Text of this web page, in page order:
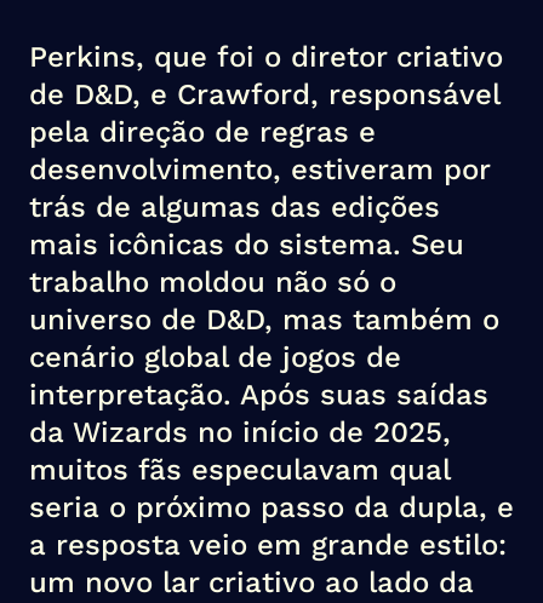
Perkins, que foi o diretor criativo
de D&D, e Crawford, responsável
pela direção de regras e
desenvolvimento, estiveram por
trás de algumas das edições
mais icônicas do sistema. Seu
trabalho moldou não só o
universo de D&D, mas também o
cenário global de jogos de
interpretação. Após suas saídas
da Wizards no início de 2025,
muitos fãs especulavam qual
seria o próximo passo da dupla, e
a resposta veio em grande estilo:
um novo lar criativo ao lado da